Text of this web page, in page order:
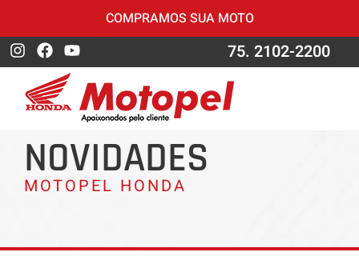
COMPRAMOS SUA MOTO
75. 2102-2200
NOVIDADES
MOTOPEL HONDA